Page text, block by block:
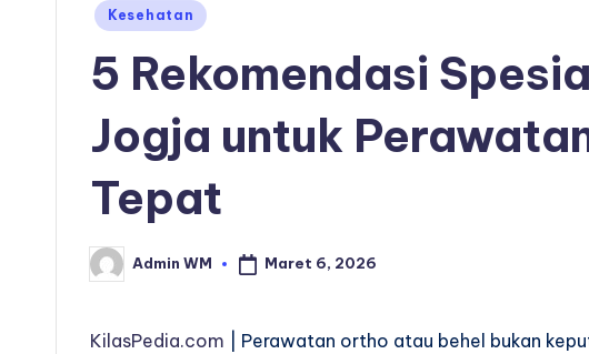
Posted
Kesehatan
5 Rekomendasi
Jogja untuk
Tepat
Posted
by
Admin WM Maret 6, 2026
KilasPedia.com | Perawatan ortho atau behel bukan